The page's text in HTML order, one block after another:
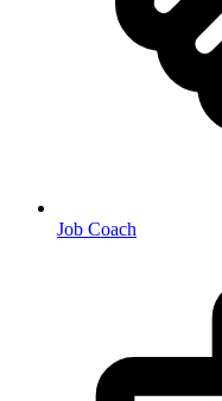
Job Coach